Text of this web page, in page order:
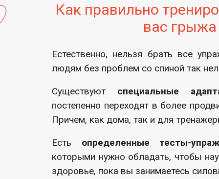
Как правильно
вас грыжа
Естественно, нельзя брать все
людям без проблем со спиной так
Существуют специальные
постепенно переходят в более
Причем, как дома, так и для
Есть определенные тесты-
которыми нужно обладать, чтобы
здоровье, пока вы занимаетесь